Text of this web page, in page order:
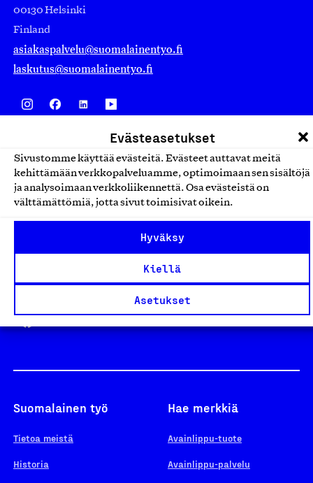
Evästeasetukset
Sivustomme käyttää evästeitä. Evästeet auttavat meitä
kehittämään verkkopalveluamme, optimoimaan sen sisältöjä
ja analysoimaan verkkoliikennettä. Osa evästeistä on
välttämättömiä, jotta sivut toimisivat oikein.
Hyväksy
Kiellä
Asetukset
00130 Helsinki
Finland
asiakaspalvelu@suomalainentyo.fi
laskutus@suomalainentyo.fi
Yhteiskunnallinen Yritys -merkki
Suomalainen työ
Tietoa meistä
Historia
Hae merkkiä
Avainlippu-tuote
Avainlippu-palvelu